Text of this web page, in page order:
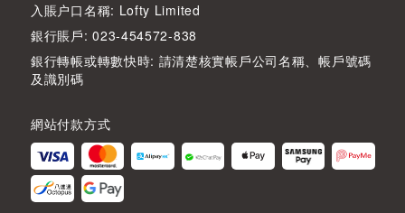
入賬户口名稱: Lofty Limited
銀行賬戶: 023-454572-838
銀行轉帳或轉數快時: 請清楚核實帳戶公司名稱、帳戶號碼
及識別碼
網站付款方式